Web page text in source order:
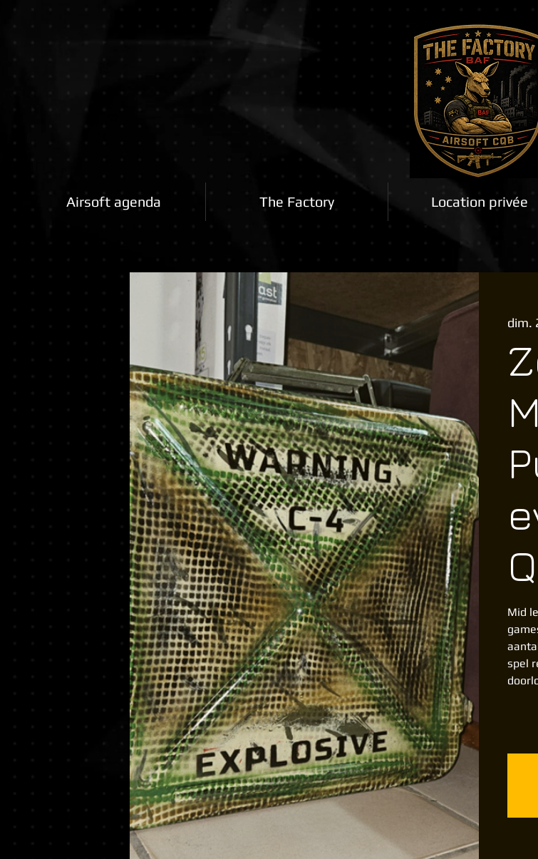
Airsoft agenda The Factory Location privée
dim.
Mid
spel